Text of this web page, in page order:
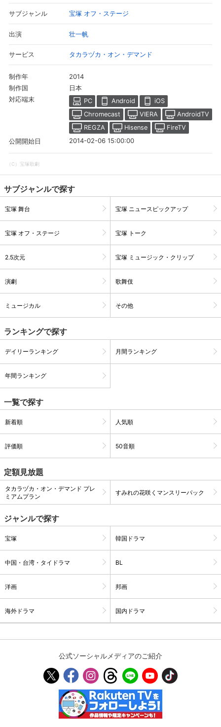
会員設定
会員情報変更
決済方法変更
購入明細 ４ヵ月分の購入明細の確認が可能です。
現在獲得済みのお得なクーポンを確認でき
ます。
購入履歴
レンタル、購入、定額見放題の購入履歴の
確認が可能です。こちらから視聴いただく
と便利です。
お気に入り
す。お気に入りに追加した作品の削除も可
サイト内の閲覧履歴を確認できます。履歴
の削除も可能です。
サイト内で表示される作品の表示制限が可
能です。5段階の年齢区分から選択できま
す。
サブジャンル 宝塚 オフ・ステージ
出演 壮一帆
サービス タカラヅカ・オン・デマンド
制作年 2014
制作国 日本
対応端末 PC Android
iOS
Chromecast
VIERA
AndroidTV
REGZA
Hisense
FireTV
公開開始日
2014-02-06 15:00:00
（C）宝塚歌劇
サブジャンルで探す
宝塚 舞台 宝塚 ニュースピックアップ
宝塚 オフ・ステージ 宝塚 トーク
2.5次元 宝塚 ミュージック・クリップ
演劇 歌舞伎
ミュージカル その他
ランキングで探す
デイリーランキング 月間ランキング
年間ランキング
一覧で探す
新着順 人気順
評価順 50音順
定額見放題
タカラヅカ・オン・デマンド プレ
ミアムプラン
すみれの花咲くマンスリーパック
ジャンルで探す
宝塚 韓国ドラマ
中国・台湾・タイドラマ BL
洋画 邦画
海外ドラマ 国内ドラマ
公式ソーシャルメディアのご紹介